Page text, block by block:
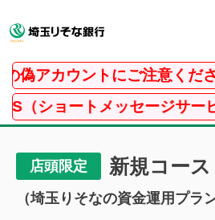
ントにご注意ください
ッセージサービス）にご注
店頭限定 新規コース
（埼玉りそなの資金運用プラン